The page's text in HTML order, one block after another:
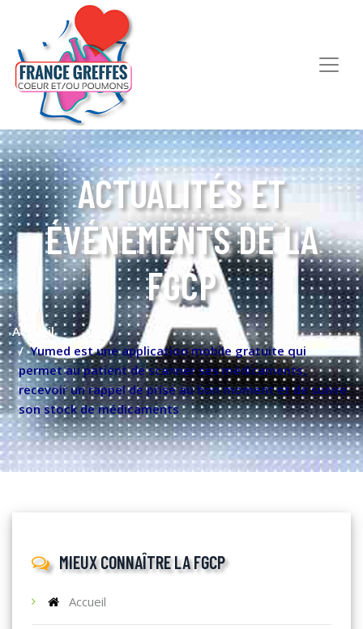
ACTUALITÉS ET
ÉVÉNEMENTS DE LA
FGCP
Accueil
Yumed est une application mobile gratuite qui
permet au patient de scanner ses médicaments,
recevoir un rappel de prise au bon moment et de suivre
son stock de médicaments
MIEUX CONNAÎTRE LA FGCP
Accueil